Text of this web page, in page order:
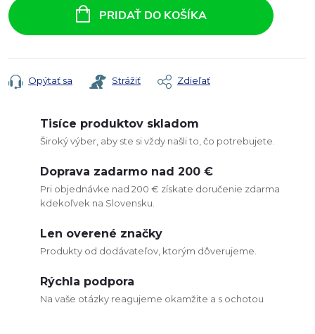
cena:
PRIDAŤ DO KOŠÍKA
Opýtať sa Strážiť Zdieľať
Tisíce produktov skladom
Široký výber, aby ste si vždy našli to, čo potrebujete.
Doprava zadarmo nad 200 €
Pri objednávke nad 200 € získate doručenie zdarma
kdekoľvek na Slovensku.
Len overené značky
Produkty od dodávateľov, ktorým dôverujeme.
Rýchla podpora
Na vaše otázky reagujeme okamžite a s ochotou